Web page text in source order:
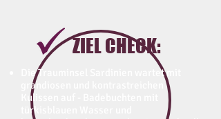
ZIEL CHECK:
Die Trauminsel Sardinien wartet mit
grandiosen und kontrastreichen
Kulissen auf - Badebuchten mit
türkisblauen Wasser und